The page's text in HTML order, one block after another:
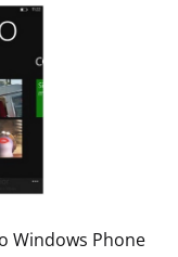
Windows Phone